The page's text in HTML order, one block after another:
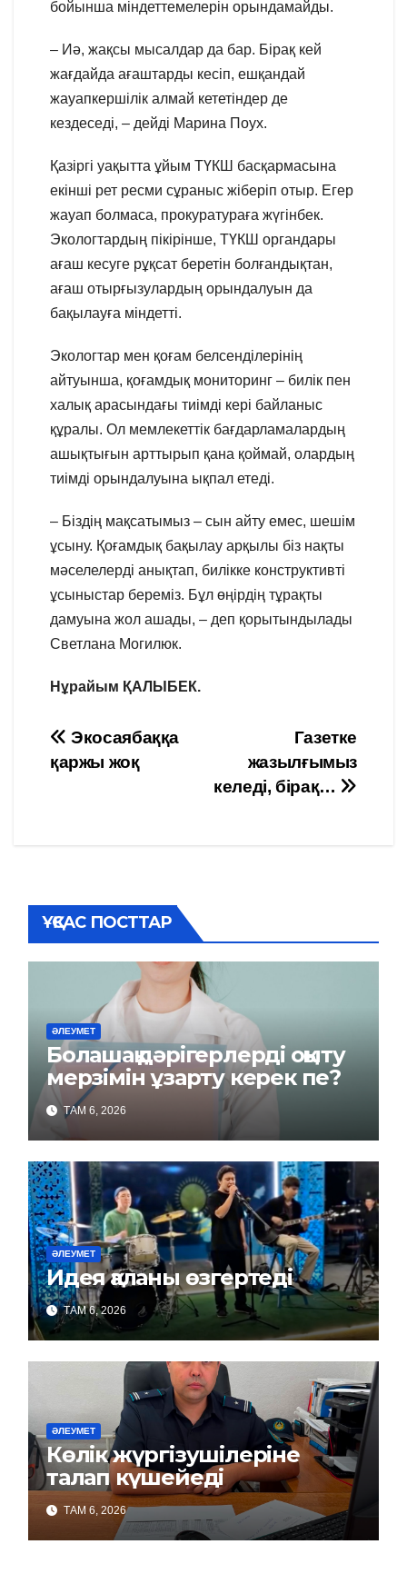
бойынша міндеттемелерін орындамайды.
– Иә, жақсы мысалдар да бар. Бірақ кей
жағдайда ағаштарды кесіп, ешқандай
жауапкершілік алмай кететіндер де
кездеседі, – дейді Марина Поух.
Қазіргі уақытта ұйым ТҮКШ басқармасына
екінші рет ресми сұраныс жіберіп отыр. Егер
жауап болмаса, прокуратураға жүгінбек.
Экологтардың пікірінше, ТҮКШ органдары
ағаш кесуге рұқсат беретін болғандықтан,
ағаш отырғызулардың орындалуын да
бақылауға міндетті.
Экологтар мен қоғам белсенділерінің
айтуынша, қоғамдық мониторинг – билік пен
халық арасындағы тиімді кері байланыс
құралы. Ол мемлекеттік бағдарламалардың
ашықтығын арттырып қана қоймай, олардың
тиімді орындалуына ықпал етеді.
– Біздің мақсатымыз – сын айту емес, шешім
ұсыну. Қоғамдық бақылау арқылы біз нақты
мәселелерді анықтап, билікке конструктивті
ұсыныстар береміз. Бұл өңірдің тұрақты
дамуына жол ашады, – деп қорытындылады
Светлана Могилюк.
Нұрайым ҚАЛЫБЕК.
Навигация
по
Газетке
жазылғымыз
келеді, бірақ…
Экосаябаққа
қаржы жоқ
ҰҚСАС ПОСТТАР
ӘЛЕУМЕТ
Болашақ дәрігерлерді оқыту
мерзімін ұзарту керек пе?
ТАМ 6, 2026
ӘЛЕУМЕТ
Идея қаланы өзгертеді
ТАМ 6, 2026
ӘЛЕУМЕТ
Көлік жүргізушілеріне
талап күшейеді
ТАМ 6, 2026